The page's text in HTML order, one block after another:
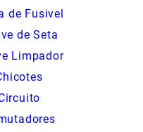
de Fusivel
de Seta
Limpador